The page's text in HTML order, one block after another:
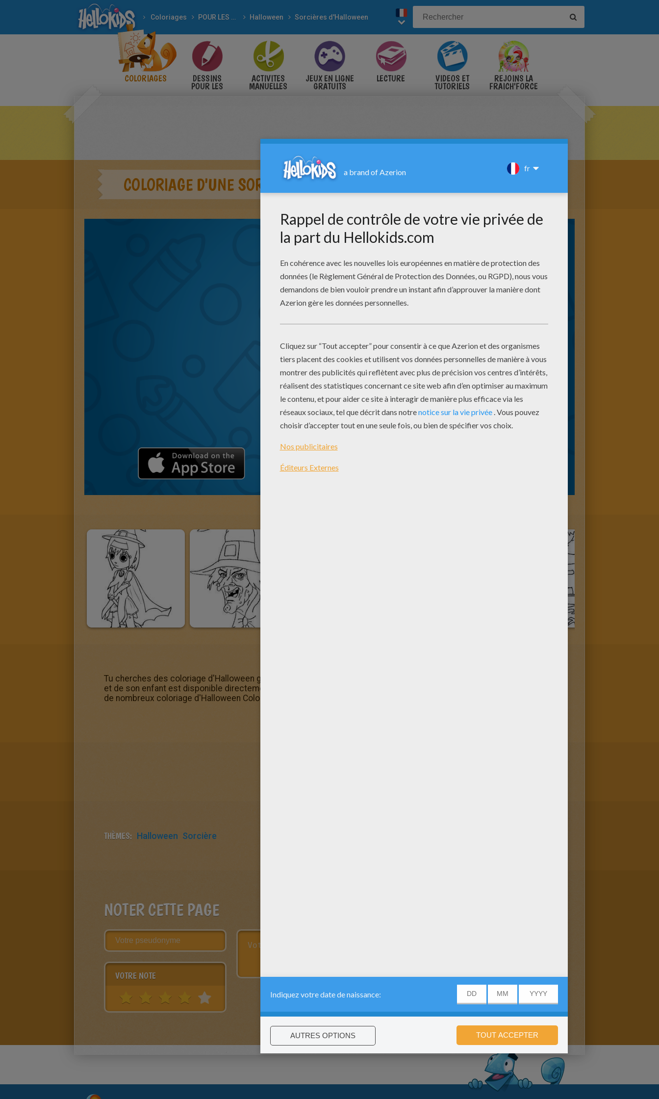
Coloriages POUR LES FÊTES Halloween Sorcières d'Halloween
COLORIAGES DESSINS
POUR LES
ACTIVITES
MANUELLES
JEUX EN LIGNE
GRATUITS
LECTURE VIDÉOS ET
TUTORIELS
REJOINS LA
FRAICH'FORCE
COLORIAGE D'UNE SORCIERE ET DE SON ENFANT
Tu cherches des coloriage d'Halloween gratuits à faire en ligne ? Ce coloriage d'Halloween Coloriage d'une SORCIERE
et de son enfant est disponible directement dans la machine à colorier. Dans la Coloriages de Sorcières d'Halloween,
de nombreux coloriage d'Halloween Coloriage d'une SORCIERE et de son enfant t'attendent.
THÈMES: Halloween Sorcière
NOTER CETTE PAGE
VOTRE NOTE